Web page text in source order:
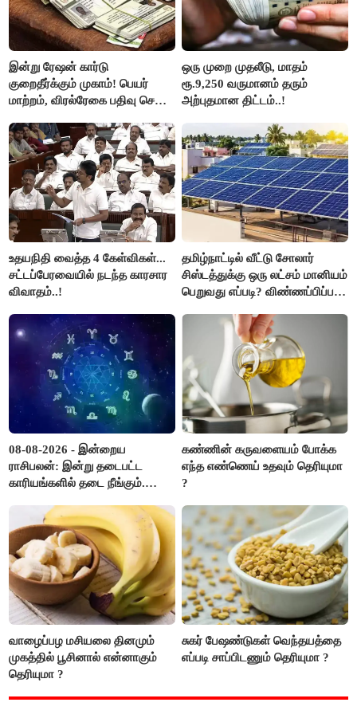
இன்று ரேஷன் கார்டு
குறைதீர்க்கும் முகாம்! பெயர்
மாற்றம், விரல்ரேகை பதிவு செய்ய
ஒரு முறை முதலீடு, மாதம்
ரூ.9,250 வருமானம் தரும்
அற்புதமான திட்டம்..!
உதயநிதி வைத்த 4 கேள்விகள்...
சட்டப்பேரவையில் நடந்த காரசார
விவாதம்..!
தமிழ்நாட்டில் வீட்டு சோலார்
சிஸ்டத்துக்கு ஒரு லட்சம் மானியம்
பெறுவது எப்படி? விண்ணப்பிப்பது
08-08-2026 - இன்றைய
ராசிபலன்: இன்று தடைபட்ட
காரியங்களில் தடை நீங்கும்.
இருக்கும். ஆன்மீக எண்ணம்
அதிகரிக்கும்..!
கண்ணின் கருவளையம் போக்க
எந்த எண்ணெய் உதவும் தெரியுமா
?
வாழைப்பழ மசியலை தினமும்
முகத்தில் பூசினால் என்னாகும்
தெரியுமா ?
சுகர் பேஷண்டுகள் வெந்தயத்தை
எப்படி சாப்பிடணும் தெரியுமா ?